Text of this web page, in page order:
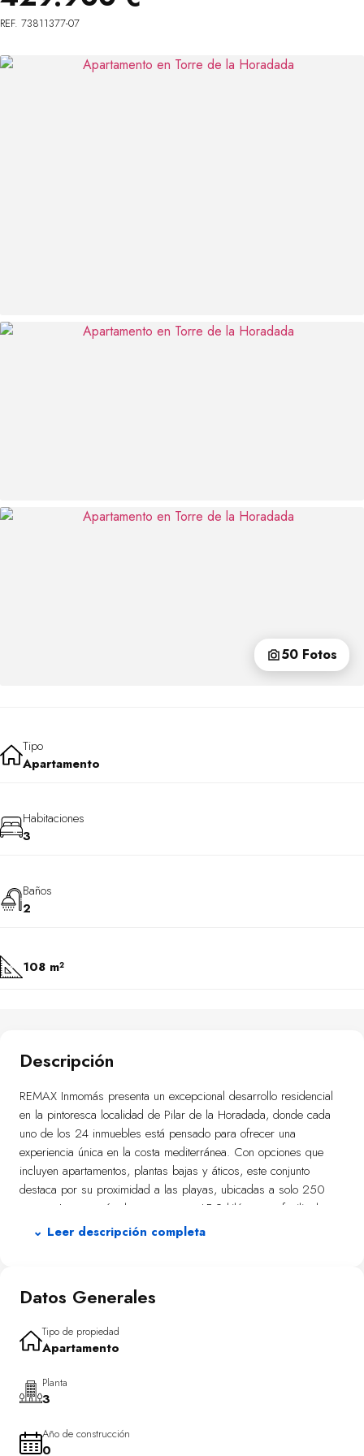
REF. 73811377-07
50 Fotos
Tipo
Apartamento
Habitaciones
3
Baños
2
108 m²
Descripción
REMAX Inmomás presenta un excepcional desarrollo residencial
en la pintoresca localidad de Pilar de la Horadada, donde cada
uno de los 24 inmuebles está pensado para ofrecer una
experiencia única en la costa mediterránea. Con opciones que
incluyen apartamentos, plantas bajas y áticos, este conjunto
destaca por su proximidad a las playas, ubicadas a solo 250
metros. La cercanía al aeropuerto, a 45,9 kilómetros, facilita las
conexiones internacionales. Las viviendas están equipadas con
electrodomésticos incluidos simplifica el proceso de mudanza,
permanentes como segundas viviendas.
para maximizar el disfrute del clima mediterráneo. Cada vivienda
ofrece terrazas privadas que permiten contemplar vistas al mar y
relajarse al aire libre. Las plantas bajas cuentan con jardines
privados ideales para disfrutar del ocio con privacidad adicional.
⌄ Leer descripción completa
Datos Generales
Tipo de propiedad
Apartamento
Planta
3
Año de construcción
0